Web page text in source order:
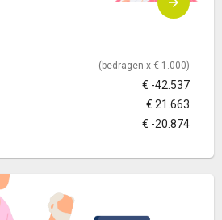
(bedragen x € 1.000)
€ -42.537
€ 21.663
€ -20.874